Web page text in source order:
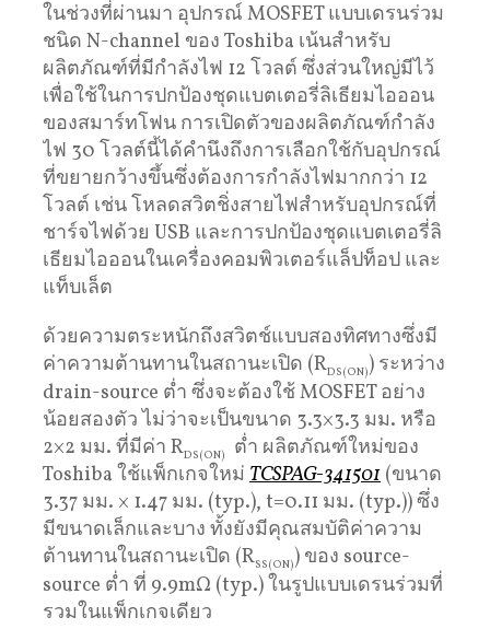
ในช่วงที่ผ่านมา อุปกรณ์ MOSFET แบบเดรนร่วม
ชนิด N-channel ของ Toshiba เน้นสำหรับ
ผลิตภัณฑ์ที่มีกำลังไฟ 12 โวลต์ ซึ่งส่วนใหญ่มีไว้
เพื่อใช้ในการปกป้องชุดแบตเตอรี่ลิเธียมไอออน
ของสมาร์ทโฟน การเปิดตัวของผลิตภัณฑ์กำลัง
ไฟ 30 โวลต์นี้ได้คำนึงถึงการเลือกใช้กับอุปกรณ์
ที่ขยายกว้างขึ้นซึ่งต้องการกำลังไฟมากกว่า 12
โวลต์ เช่น โหลดสวิตชิ่งสายไฟสำหรับอุปกรณ์ที่
ชาร์จไฟด้วย USB และการปกป้องชุดแบตเตอรี่ลิ
เธียมไอออนในเครื่องคอมพิวเตอร์แล็ปท็อป และ
แท็บเล็ต
ด้วยความตระหนักถึงสวิตช์แบบสองทิศทางซึ่งมี
ค่าความต้านทานในสถานะเปิด (RDS(ON)) ระหว่าง
drain-source ต่ำ ซึ่งจะต้องใช้ MOSFET อย่าง
น้อยสองตัว ไม่ว่าจะเป็นขนาด 3.3×3.3 มม. หรือ
2×2 มม. ที่มีค่า RDS(ON)
ต่ำ ผลิตภัณฑ์ใหม่ของ
Toshiba ใช้แพ็กเกจใหม่ TCSPAG-341​501 (ขนาด
3.37 มม. ​× 1.47 มม. (typ.), t=0.11 มม. (typ.)) ซึ่ง
มีขนาดเล็กและบาง ทั้งยังมีคุณสมบัติค่าความ
ต้านทานในสถานะเปิด (RSS(ON)) ของ source-
source ต่ำ ที่ 9.9mΩ (typ.) ในรูปแบบเดรนร่วมที่
รวมในแพ็กเกจเดียว